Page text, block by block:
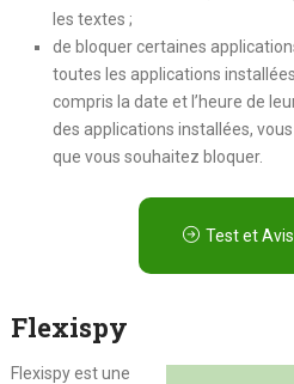
les textes ;
de bloquer certaines
toutes les applications
compris la date et l’heure de
des applications installées,
que vous souhaitez bloquer.
Test et
Flexispy
Flexispy est une